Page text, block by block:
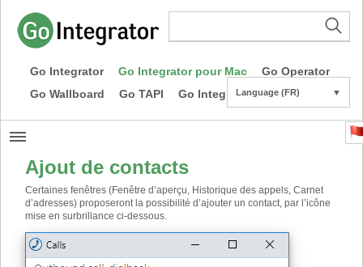
Go Integrator Go Integrator pour Mac
Go Operator
Go Wallboard
Go TAPI Go Integrator CE
Language (FR) ▼
Ajout de contacts
Certaines fenêtres (Fenêtre d’aperçu, Historique des appels, Carnet
d’adresses) proposeront la possibilité d’ajouter un contact, par l’icône
mise en surbrillance ci-dessous.